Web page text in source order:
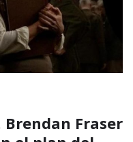
Brendan Fraser